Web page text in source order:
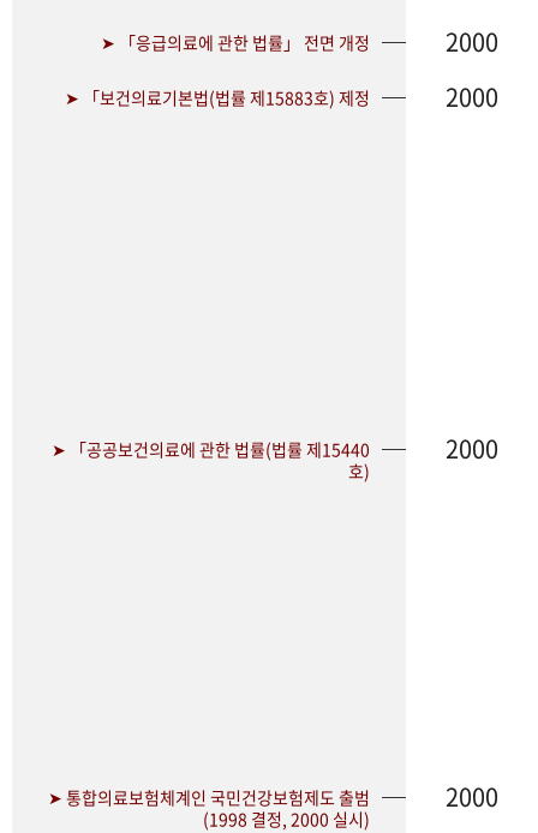
➤ 「응급의료에 관한 법률」 전면 개정 2000
➤ 「보건의료기본법(법률 제15883호) 제정 2000
➤ 「공공보건의료에 관한 법률(법률 제15440
호)
2000
➤ 통합의료보험체계인 국민건강보험제도 출범
(1998 결정, 2000 실시)
2000